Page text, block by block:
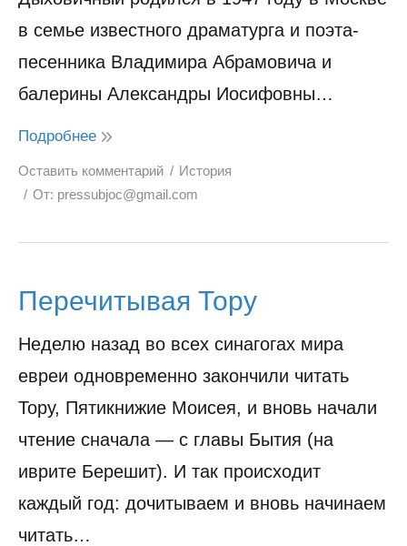
в семье известного драматурга и поэта-
песенника Владимира Абрамовича и
балерины Александры Иосифовны…
Подробнее
Оставить комментарий
История
От: pressubjoc@gmail.com
Перечитывая Тору
Неделю назад во всех синагогах мира
евреи одновременно закончили читать
Тору, Пятикнижие Моисея, и вновь начали
чтение сначала — с главы Бытия (на
иврите Берешит). И так происходит
каждый год: дочитываем и вновь начинаем
читать…